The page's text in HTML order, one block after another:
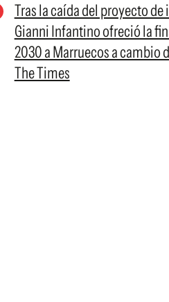
Tras la caída del proyecto de
Gianni Infantino ofreció la
2030 a Marruecos a cambio
The Times